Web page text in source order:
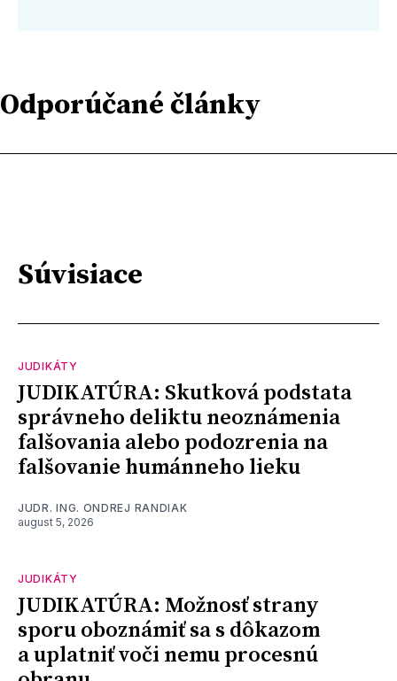
Odporúčané články
Súvisiace
JUDIKÁTY
JUDIKATÚRA: Skutková podstata
správneho deliktu neoznámenia
falšovania alebo podozrenia na
falšovanie humánneho lieku
JUDR. ING. ONDREJ RANDIAK
august 5, 2026
JUDIKÁTY
JUDIKATÚRA: Možnosť strany
sporu oboznámiť sa s dôkazom
a uplatniť voči nemu procesnú